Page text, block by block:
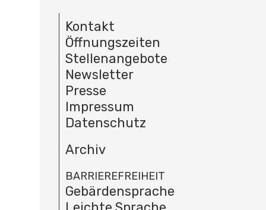
Kontakt
Öffnungszeiten
Stellenangebote
Newsletter
Presse
Impressum
Datenschutz
Archiv
BARRIEREFREIHEIT
Gebärdensprache